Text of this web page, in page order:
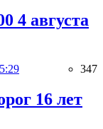
4 августа
347
16 лет